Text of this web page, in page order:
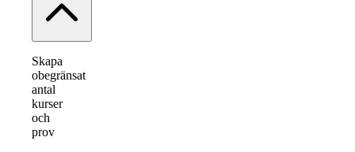
Skapa
obegränsat
antal
kurser
och
prov